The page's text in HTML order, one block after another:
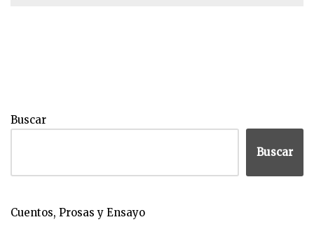
Buscar
Buscar
Cuentos, Prosas y Ensayo